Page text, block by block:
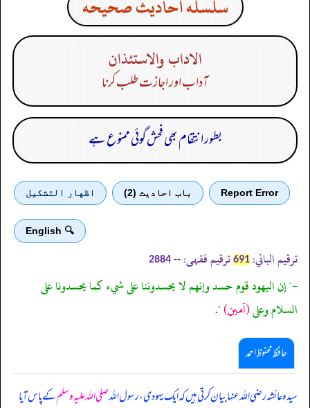
سلسله احاديث صحيحه
الاداب والاستئذان
آداب اور اجازت طلب کرنا
بطور انتقام بھی فحش گوئی ممنوع ہے
Report Error باب احادیث (2) اظهار التشكيل
🔍 English
ترقیم الباني: 691 ترقیم فقہی: --
2884
-" إن اليهود قوم حسد وإنهم لا يحسدوننا على شيء كما يحسدونا على
السلام وعلى(آمين)".
حافظ محفوظ احمد
سیدہ عائشہ رضی اللہ عنہا بیان کرتی ہیں کہ ایک یہودی، رسول اللہصلی اللہ علیہ وسلمکے پاس آیا